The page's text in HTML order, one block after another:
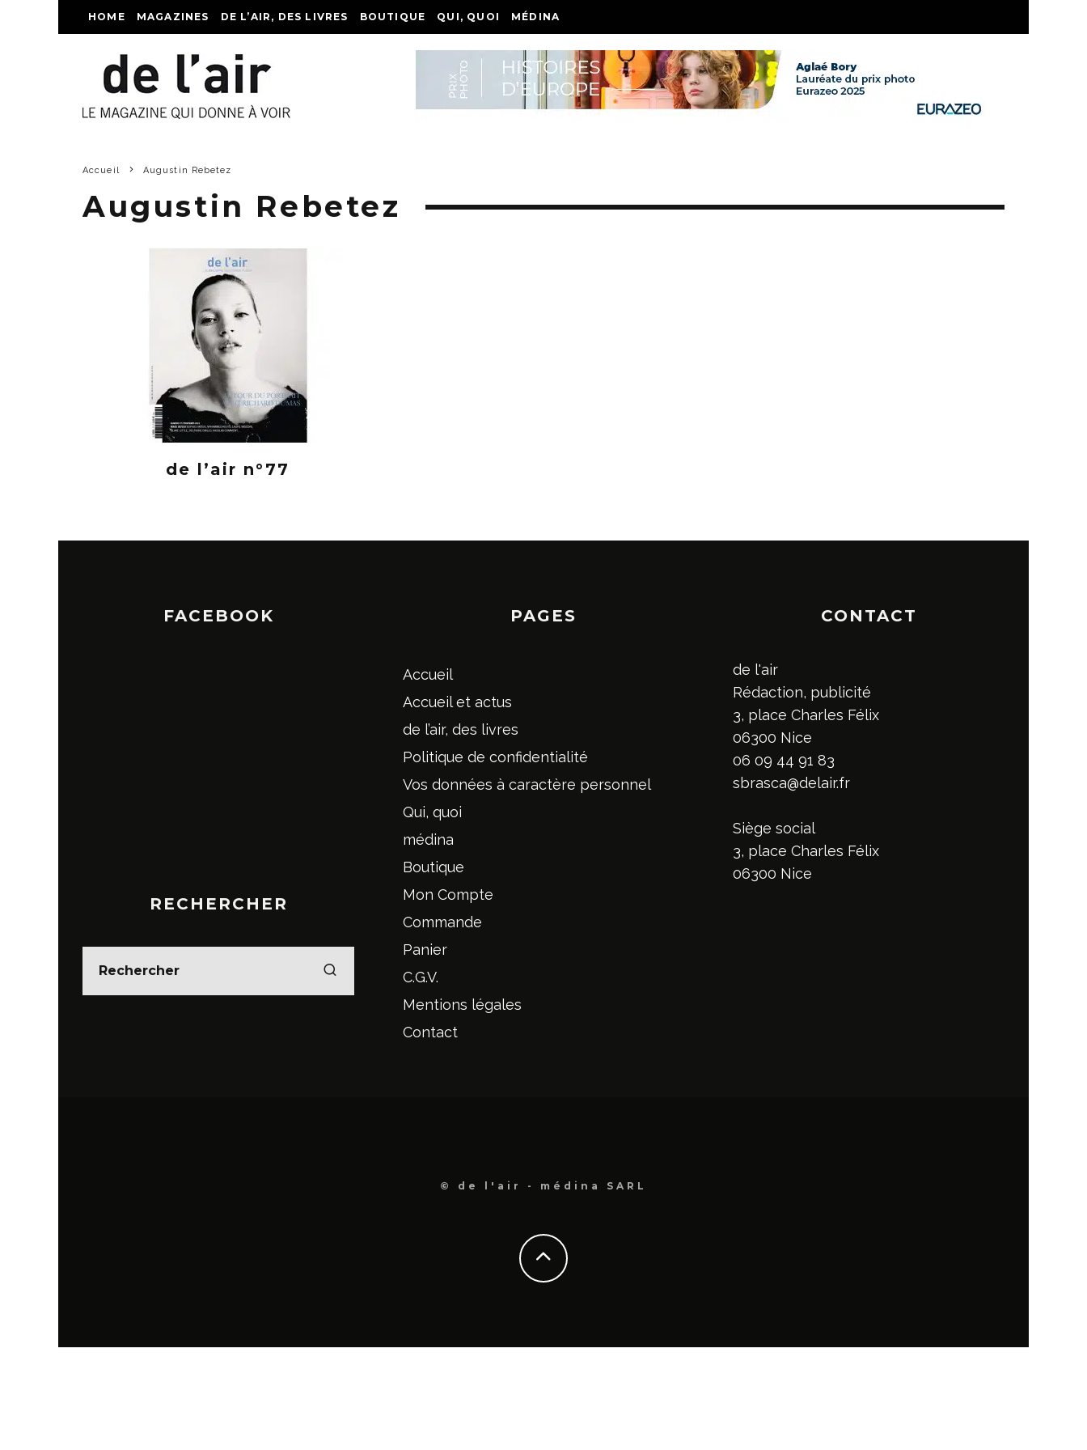
HOME MAGAZINES DE L’AIR, DES LIVRES BOUTIQUE QUI, QUOI MÉDINA
Accueil Augustin Rebetez
Augustin Rebetez
de l’air n°77
FACEBOOK
RECHERCHER
PAGES
Accueil
Accueil et actus
de l’air, des livres
Politique de confidentialité
Vos données à caractère personnel
Qui, quoi
médina
Boutique
Mon Compte
Commande
Panier
C.G.V.
Mentions légales
Contact
CONTACT
de l'air
Rédaction, publicité
3, place Charles Félix
06300 Nice
06 09 44 91 83
sbrasca@delair.fr
Siège social
3, place Charles Félix
06300 Nice
© de l'air - médina SARL